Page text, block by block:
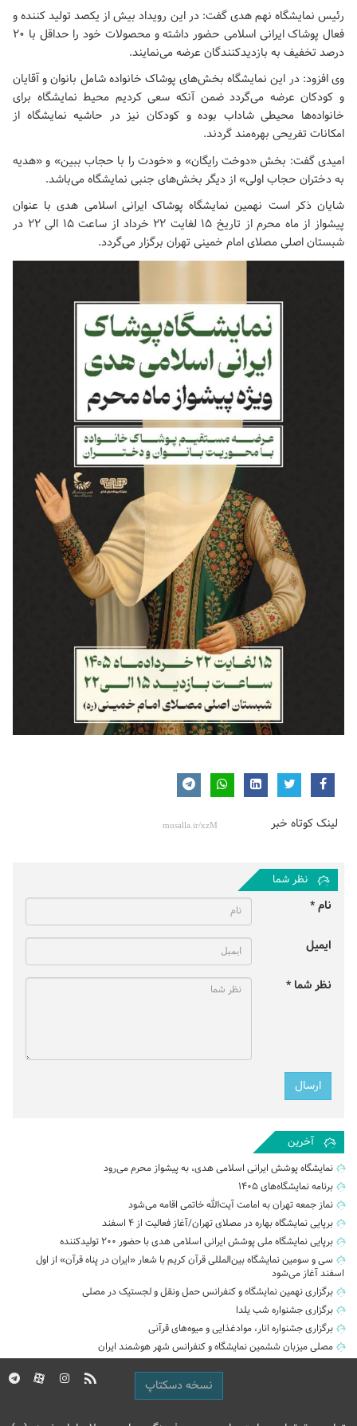
رئیس نمایشگاه نهم هدی گفت: در این رویداد بیش از یکصد تولید کننده و
فعال پوشاک ایرانی اسلامی حضور داشته و محصولات خود را حداقل با ۲۰
درصد تخفیف به بازدیدکنندگان عرضه می‌نمایند.
وی افزود: در این نمایشگاه بخش‌های پوشاک خانواده شامل بانوان و آقایان
و کودکان عرضه می‌گردد ضمن آنکه سعی کردیم محیط نمایشگاه برای
خانواده‌ها محیطی شاداب بوده و کودکان نیز در حاشیه نمایشگاه از
امکانات تفریحی بهره‌مند گردند.
امیدی گفت: بخش «دوخت رایگان» و «خودت را با حجاب ببین» و «هدیه
به دختران حجاب اولی» از دیگر بخش‌های جنبی نمایشگاه می‌باشد.
شایان ذکر است نهمین نمایشگاه پوشاک ایرانی اسلامی هدی با عنوان
‌پیشواز از ماه محرم از تاریخ ۱۵ لغایت ۲۲ خرداد از ساعت ۱۵ الی ۲۲ در
شبستان اصلی مصلای امام خمینی تهران برگزار می‌گردد.
لینک کوتاه خبر
نظر شما
نام *
ایمیل
نظر شما *
آخرین
نمایشگاه پوشش ایرانی اسلامی هدی، به پیشواز محرم می‌رود
برنامه نمایشگاه‌های ۱۴۰۵
نماز جمعه تهران به امامت آیت‌الله خاتمی اقامه می‌شود
برپایی نمایشگاه بهاره در مصلای تهران/آغاز فعالیت از ۴ اسفند
برپایی نمایشگاه ملی پوشش ایرانی اسلامی هدی با حضور ۲۰۰ تولیدکننده
سی و سومین نمایشگاه بین‌المللی قرآن کریم با شعار «ایران در پناه قرآن» از اول
اسفند آغاز می‌شود
برگزاری نهمین نمایشگاه و کنفرانس حمل‌ ونقل و لجستیک در مصلی
برگزاری جشنواره شب یلدا
برگزاری جشنواره انار، موادغذایی و میوه‌های قرآنی
مصلی میزبان ششمین نمایشگاه و کنفرانس شهر هوشمند ایران
نسخه دسکتاپ